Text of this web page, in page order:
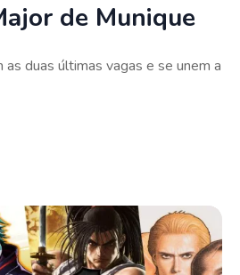
de Munique
duas últimas vagas e se unem a